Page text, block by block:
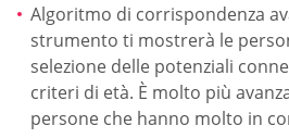
Algoritmo di corrispondenza
strumento ti mostrerà le
selezione delle potenziali
criteri di età. È molto più
persone che hanno molto in